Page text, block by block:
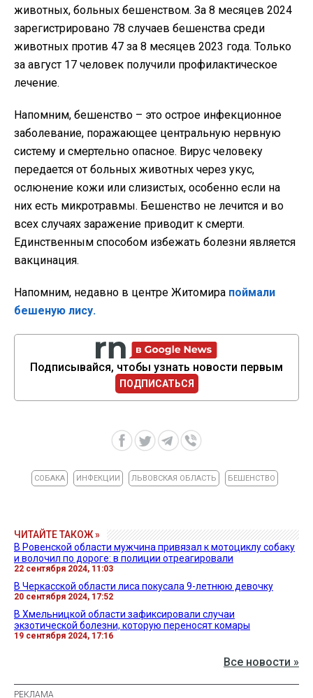
животных, больных бешенством. За 8 месяцев 2024
зарегистрировано 78 случаев бешенства среди
животных против 47 за 8 месяцев 2023 года. Только
за август 17 человек получили профилактическое
лечение.
Напомним, бешенство – это острое инфекционное
заболевание, поражающее центральную нервную
систему и смертельно опасное. Вирус человеку
передается от больных животных через укус,
ослюнение кожи или слизистых, особенно если на
них есть микротравмы. Бешенство не лечится и во
всех случаях заражение приводит к смерти.
Единственным способом избежать болезни является
вакцинация.
Напомним, недавно в центре Житомира поймали
бешеную лису.
Подписывайся, чтобы узнать новости первым
ПОДПИСАТЬСЯ
СОБАКА ИНФЕКЦИИ ЛЬВОВСКАЯ ОБЛАСТЬ БЕШЕНСТВО
ЧИТАЙТЕ ТАКОЖ »
В Ровенской области мужчина привязал к мотоциклу собаку
и волочил по дороге: в полиции отреагировали
22 сентября 2024, 11:03
В Черкасской области лиса покусала 9-летнюю девочку
20 сентября 2024, 17:52
В Хмельницкой области зафиксировали случаи
экзотической болезни, которую переносят комары
19 сентября 2024, 17:16
Все новости »